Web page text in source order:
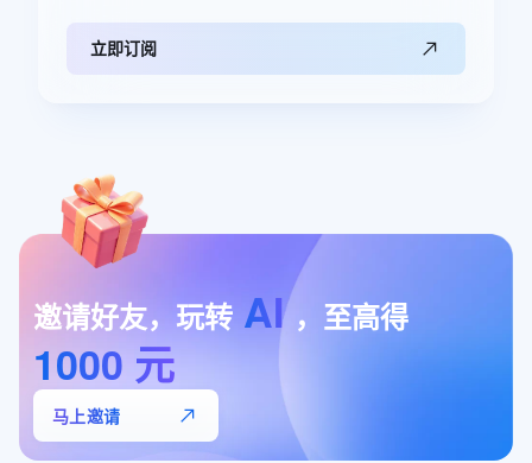
立即订阅
邀请好友，玩转 AI ，至高得
1000 元
马上邀请